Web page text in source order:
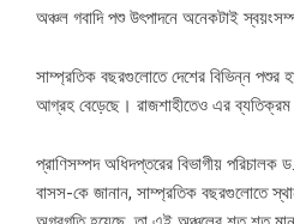
অঞ্চল গবাদি পশু উৎপাদনে অনেকটাই
সাম্প্রতিক বছরগুলোতে দেশের বিভিন্ন পশুর
আগ্রহ বেড়েছে। রাজশাহীতেও এর
প্রাণিসম্পদ অধিদপ্তরের বিভাগীয় পরিচালক
বাসস-কে জানান, সাম্প্রতিক বছরগুলোতে